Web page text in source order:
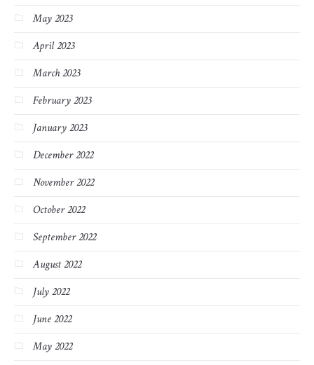
May 2023
April 2023
March 2023
February 2023
January 2023
December 2022
November 2022
October 2022
September 2022
August 2022
July 2022
June 2022
May 2022